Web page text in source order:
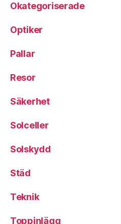
Okategoriserade
Optiker
Pallar
Resor
Säkerhet
Solceller
Solskydd
Städ
Teknik
Toppinlägg